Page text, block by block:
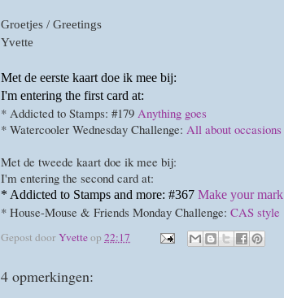
Groetjes / Greetings
Yvette
Met de eerste kaart doe ik mee bij:
I'm entering the first card at:
* Addicted to Stamps: #179 Anything goes
* Watercooler Wednesday Challenge: All about occasions
Met de tweede kaart doe ik mee bij:
I'm entering the second card at:
* Addicted to Stamps and more: #367 Make your mark
* House-Mouse & Friends Monday Challenge: CAS style
Gepost doorYvetteop 22:17
4 opmerkingen: